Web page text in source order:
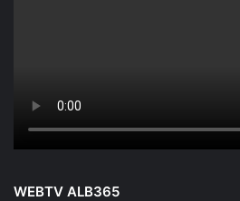
WEBTV ALB365